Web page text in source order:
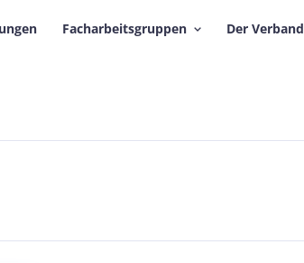
Facharbeitsgruppen
Der Verband